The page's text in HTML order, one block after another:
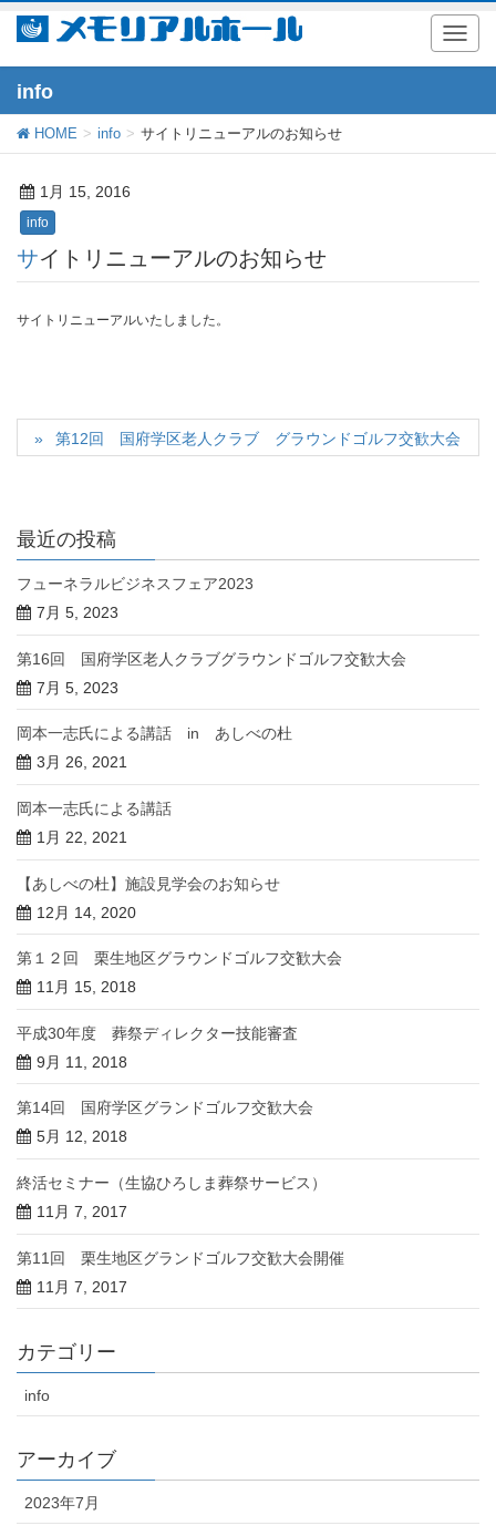
T
o
l
n
info
HOME info サイトリニューアルのお知らせ
1月 15, 2016
info
サイトリニューアルのお知らせ
サイトリニューアルいたしました。
第12回 国府学区老人クラブ グラウンドゴルフ交歓大会
最近の投稿
フューネラルビジネスフェア2023
7月 5, 2023
第16回 国府学区老人クラブグラウンドゴルフ交歓大会
7月 5, 2023
岡本一志氏による講話 in あしべの杜
3月 26, 2021
岡本一志氏による講話
1月 22, 2021
【あしべの杜】施設見学会のお知らせ
12月 14, 2020
第１２回 栗生地区グラウンドゴルフ交歓大会
11月 15, 2018
平成30年度 葬祭ディレクター技能審査
9月 11, 2018
第14回 国府学区グランドゴルフ交歓大会
5月 12, 2018
終活セミナー（生協ひろしま葬祭サービス）
11月 7, 2017
第11回 栗生地区グランドゴルフ交歓大会開催
11月 7, 2017
カテゴリー
info
アーカイブ
2023年7月